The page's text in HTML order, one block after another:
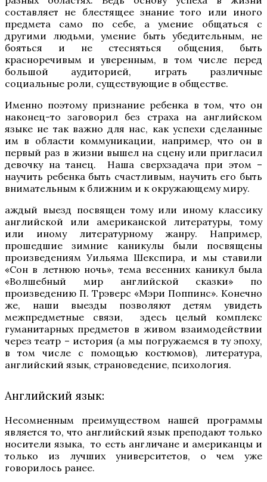
составляет не блестящее знание того или иного
предмета само по себе, а умение общаться с
другими людьми, умение быть убедительным, не
бояться и не стесняться общения, быть
красноречивым и уверенным, в том числе перед
большой аудиторией, играть различные
социальные роли, существующие в обществе.
Именно поэтому признание ребенка в том, что он
наконец-то заговорил без страха на английском
языке не так важно для нас, как успехи сделанные
им в области коммуникации, например, что он в
первый раз в жизни вышел на сцену или пригласил
девочку на танец. Наша сверхзадача при этом –
научить ребенка быть счастливым, научить его быть
внимательным к ближним и к окружающему миру.
аждый выезд посвящен тому или иному классику
английской или американской литературы, тому
или иному литературному жанру. Например,
прошедшие зимние каникулы были посвящены
произведениям Уильяма Шекспира, и мы ставили
«Сон в летнюю ночь», тема весенних каникул была
«Волшебный мир английской сказки» по
произведению П. Трэверс «Мэри Поппинс». Конечно
же, наши выезды позволяют детям увидеть
межпредметные связи, здесь целый комплекс
гуманитарных предметов в живом взаимодействии
через театр – история (а мы погружаемся в ту эпоху,
в том числе с помощью костюмов), литература,
английский язык, страноведение, психология.
Английский язык:
Несомненным преимуществом нашей программы
является то, что английский язык преподают только
носители языка, то есть англичане и американцы и
только из лучших университетов, о чем уже
говорилось ранее.